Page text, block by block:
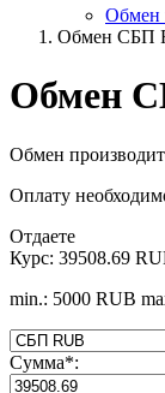
Обмен
Обмен СБП
Обмен
Обмен
Оплату
Отдаете
Курс: 39508.69
min.: 5000 RUB
Сумма*: